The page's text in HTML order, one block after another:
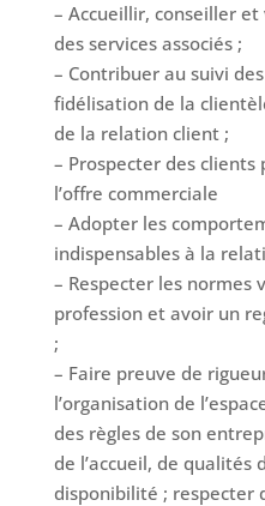
– Accueillir, conseiller
des services associés ;
– Contribuer au suivi
fidélisation de la
de la relation client ;
– Prospecter des
l’offre commerciale
– Adopter les
indispensables à la
– Respecter les normes
profession et avoir un
;
– Faire preuve de
l’organisation de
des règles de son
de l’accueil, de qualités
disponibilité ; respecter